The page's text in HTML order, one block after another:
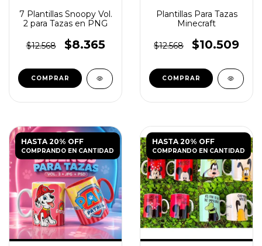
7 Plantillas Snoopy Vol.
2 para Tazas en PNG
$12.568 $8.365
Plantillas Para Tazas
Minecraft
$12.568 $10.509
HASTA 20% OFF
COMPRANDO EN CANTIDAD
HASTA 20% OFF
COMPRANDO EN CANTIDAD